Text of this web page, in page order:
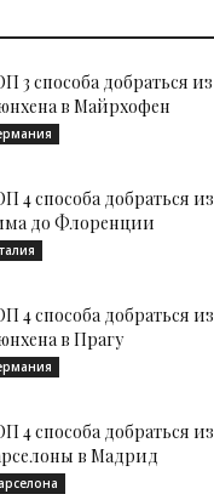
3 способа добраться из
в Майрхофен
4 способа добраться из
до Флоренции
4 способа добраться из
в Прагу
4 способа добраться из
в Мадрид